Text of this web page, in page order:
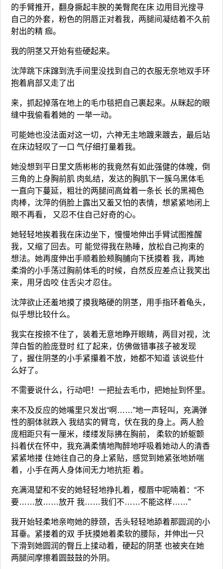
的手臂推开，翻身撅起丰腴的美臀爬在床 边用目光搜寻
自己的外套，粉色的阴唇正对着我，两腿间凝结着不久前
射出的精 痂。
我的阴茎又开始有些硬起来。
沈萍跳下床蹿到洗手间里没找到自己的衣服无奈地双手环
抱着肩部又走了出
来，抓起掉落在地上的毛巾毯把自己裹起来。从眯起的眼
缝中我偷看着她的 一举一动。
可能她也没法面对这一切，六神无主地踱来踱去，最后站
在床边轻叹了一口 气仔细打量着我。
她没想到平日里文质彬彬的我竟然有如此强健的体魄，倒
三角的上身胸前肌 肉虬结，发达的胸肌下一簇乌黑体毛
一直向下蔓延，粗壮的两腿间高耸着一条长 长的黑褐色
肉棒，沈萍的俏脸上露出又羞又怕的表情，想紧紧地闭上
眼不再看， 又忍不住自己好奇的心。
她轻轻地挨着我在床边坐下，慢慢地伸出手臂试图推醒
我，又缩了回去。可 能觉得我在熟睡，放松自己拘束的
想法。她再度伸出手顺着脸颊胸脯向下抚摸着 我，再她
柔滑的小手荡过胸前体毛的时候，自然反应差点让我笑出
来，用牙齿咬 住舌尖才忍住。
沈萍欲止还羞地摸了摸我略硬的阴茎，用手指环着龟头，
似乎想比较什么。
我实在按捺不住了，装着无意地睁开眼睛，两目对视，沈
萍白皙的脸庞登时 红了起来，仿佛做错事孩子被发现
了，握住阴茎的小手紧攥着不放，她都不知道 该说些什
么好了。
不需要说什么，行动吧！一把扯去毛巾，把她扯到怀里。
来不及反应的她嘴里只发出“啊……”地一声轻叫，充满弹
性的胴体就跌入 我结实的臂弯，伏在我的身上。两人脸
庞相距只有一厘米，缕缕发际拂在胸前， 柔软的娇躯颤
抖着伏在怀中，我充满柔情地陶醉地呼吸着她动人的清香
紧紧地搂 住她往自己的身上紧贴，感觉到她紧张地娇喘
着，小手在两人身体间无力地抗拒 着。
充满渴望和不安的她轻轻地挣扎着，樱唇中呢喃着：“不
要……放……放开 我……我们不……不能这样……”
我开始轻柔地亲吻她的脖颈，舌头轻轻地舔着那圆润的小
耳垂。紧搂着的双 手抚摸她着柔软的腰际，并伸出一只
下滑到她圆润的臀丘上揉动着，硬起的阴茎 也被夹在她
两腿间摩擦着圆鼓鼓的外阴。